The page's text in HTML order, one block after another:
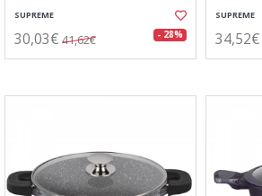
SUPREME
30,03€ 41,62€ - 28%
SUPREME
34,52€